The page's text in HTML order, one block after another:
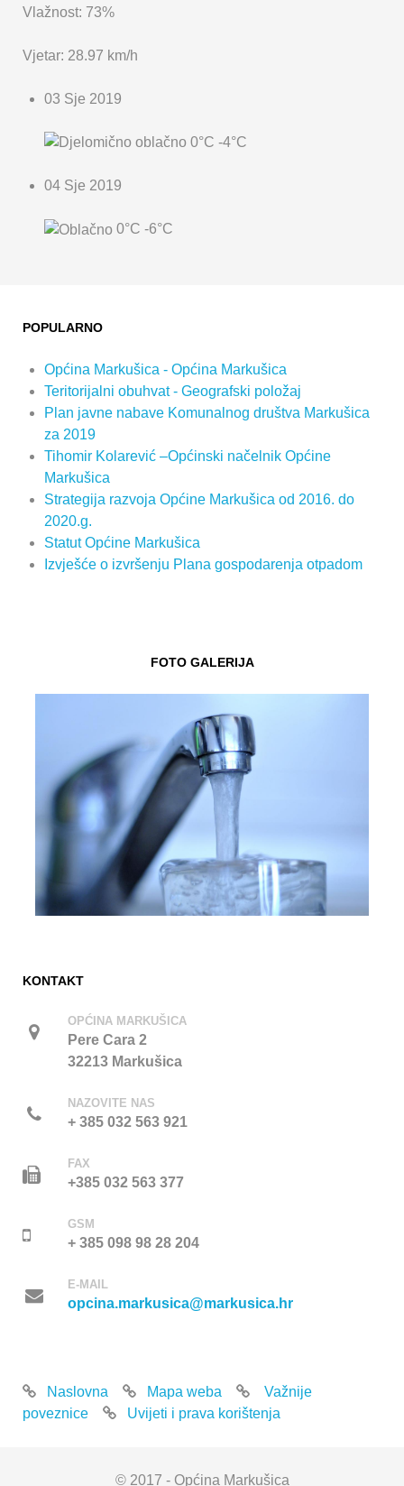
Vlažnost: 73%
Vjetar: 28.97 km/h
03 Sje 2019
0°C -4°C
04 Sje 2019
0°C -6°C
POPULARNO
Općina Markušica - Općina Markušica
Teritorijalni obuhvat - Geografski položaj
Plan javne nabave Komunalnog društva Markušica
za 2019
Tihomir Kolarević –Općinski načelnik Općine
Markušica
Strategija razvoja Općine Markušica od 2016. do
2020.g.
Statut Općine Markušica
Izvješće o izvršenju Plana gospodarenja otpadom
FOTO GALERIJA
KONTAKT
OPĆINA MARKUŠICA
Pere Cara 2
32213 Markušica
NAZOVITE NAS
+ 385 032 563 921
FAX
+385 032 563 377
GSM
+ 385 098 98 28 204
E-MAIL
opcina.markusica@markusica.hr
Naslovna Mapa weba
Važnije
poveznice
Uvijeti i prava korištenja
© 2017 - Općina Markušica